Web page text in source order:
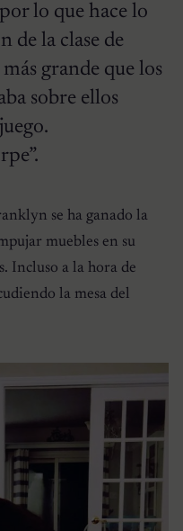
lo que hace lo
de la clase de
grande que los
sobre ellos
se ha ganado la
muebles en su
Incluso a la hora de
la mesa del